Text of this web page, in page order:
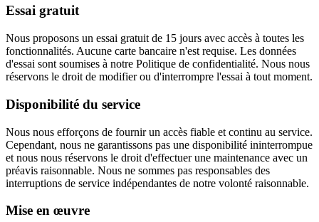
Essai gratuit
Nous proposons un essai gratuit de 15 jours avec accès à toutes les
fonctionnalités. Aucune carte bancaire n'est requise. Les données
d'essai sont soumises à notre Politique de confidentialité. Nous nous
réservons le droit de modifier ou d'interrompre l'essai à tout moment.
Disponibilité du service
Nous nous efforçons de fournir un accès fiable et continu au service.
Cependant, nous ne garantissons pas une disponibilité ininterrompue
et nous nous réservons le droit d'effectuer une maintenance avec un
préavis raisonnable. Nous ne sommes pas responsables des
interruptions de service indépendantes de notre volonté raisonnable.
Mise en œuvre